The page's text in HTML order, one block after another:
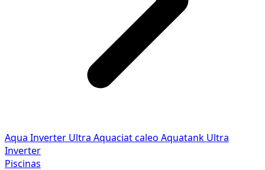
Aqua Inverter Ultra Aquaciat caleo Aquatank Ultra
Inverter
Piscinas